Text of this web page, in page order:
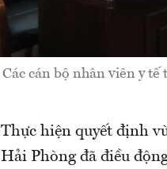
Các cán bộ nhân viên y
Thực hiện quyết định
Hải Phòng đã điều